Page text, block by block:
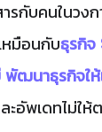
รกับคนในวง
หมือนกับธุรกิ
ฒนาธุรกิจให้
ะอัพเดทไม่ใ